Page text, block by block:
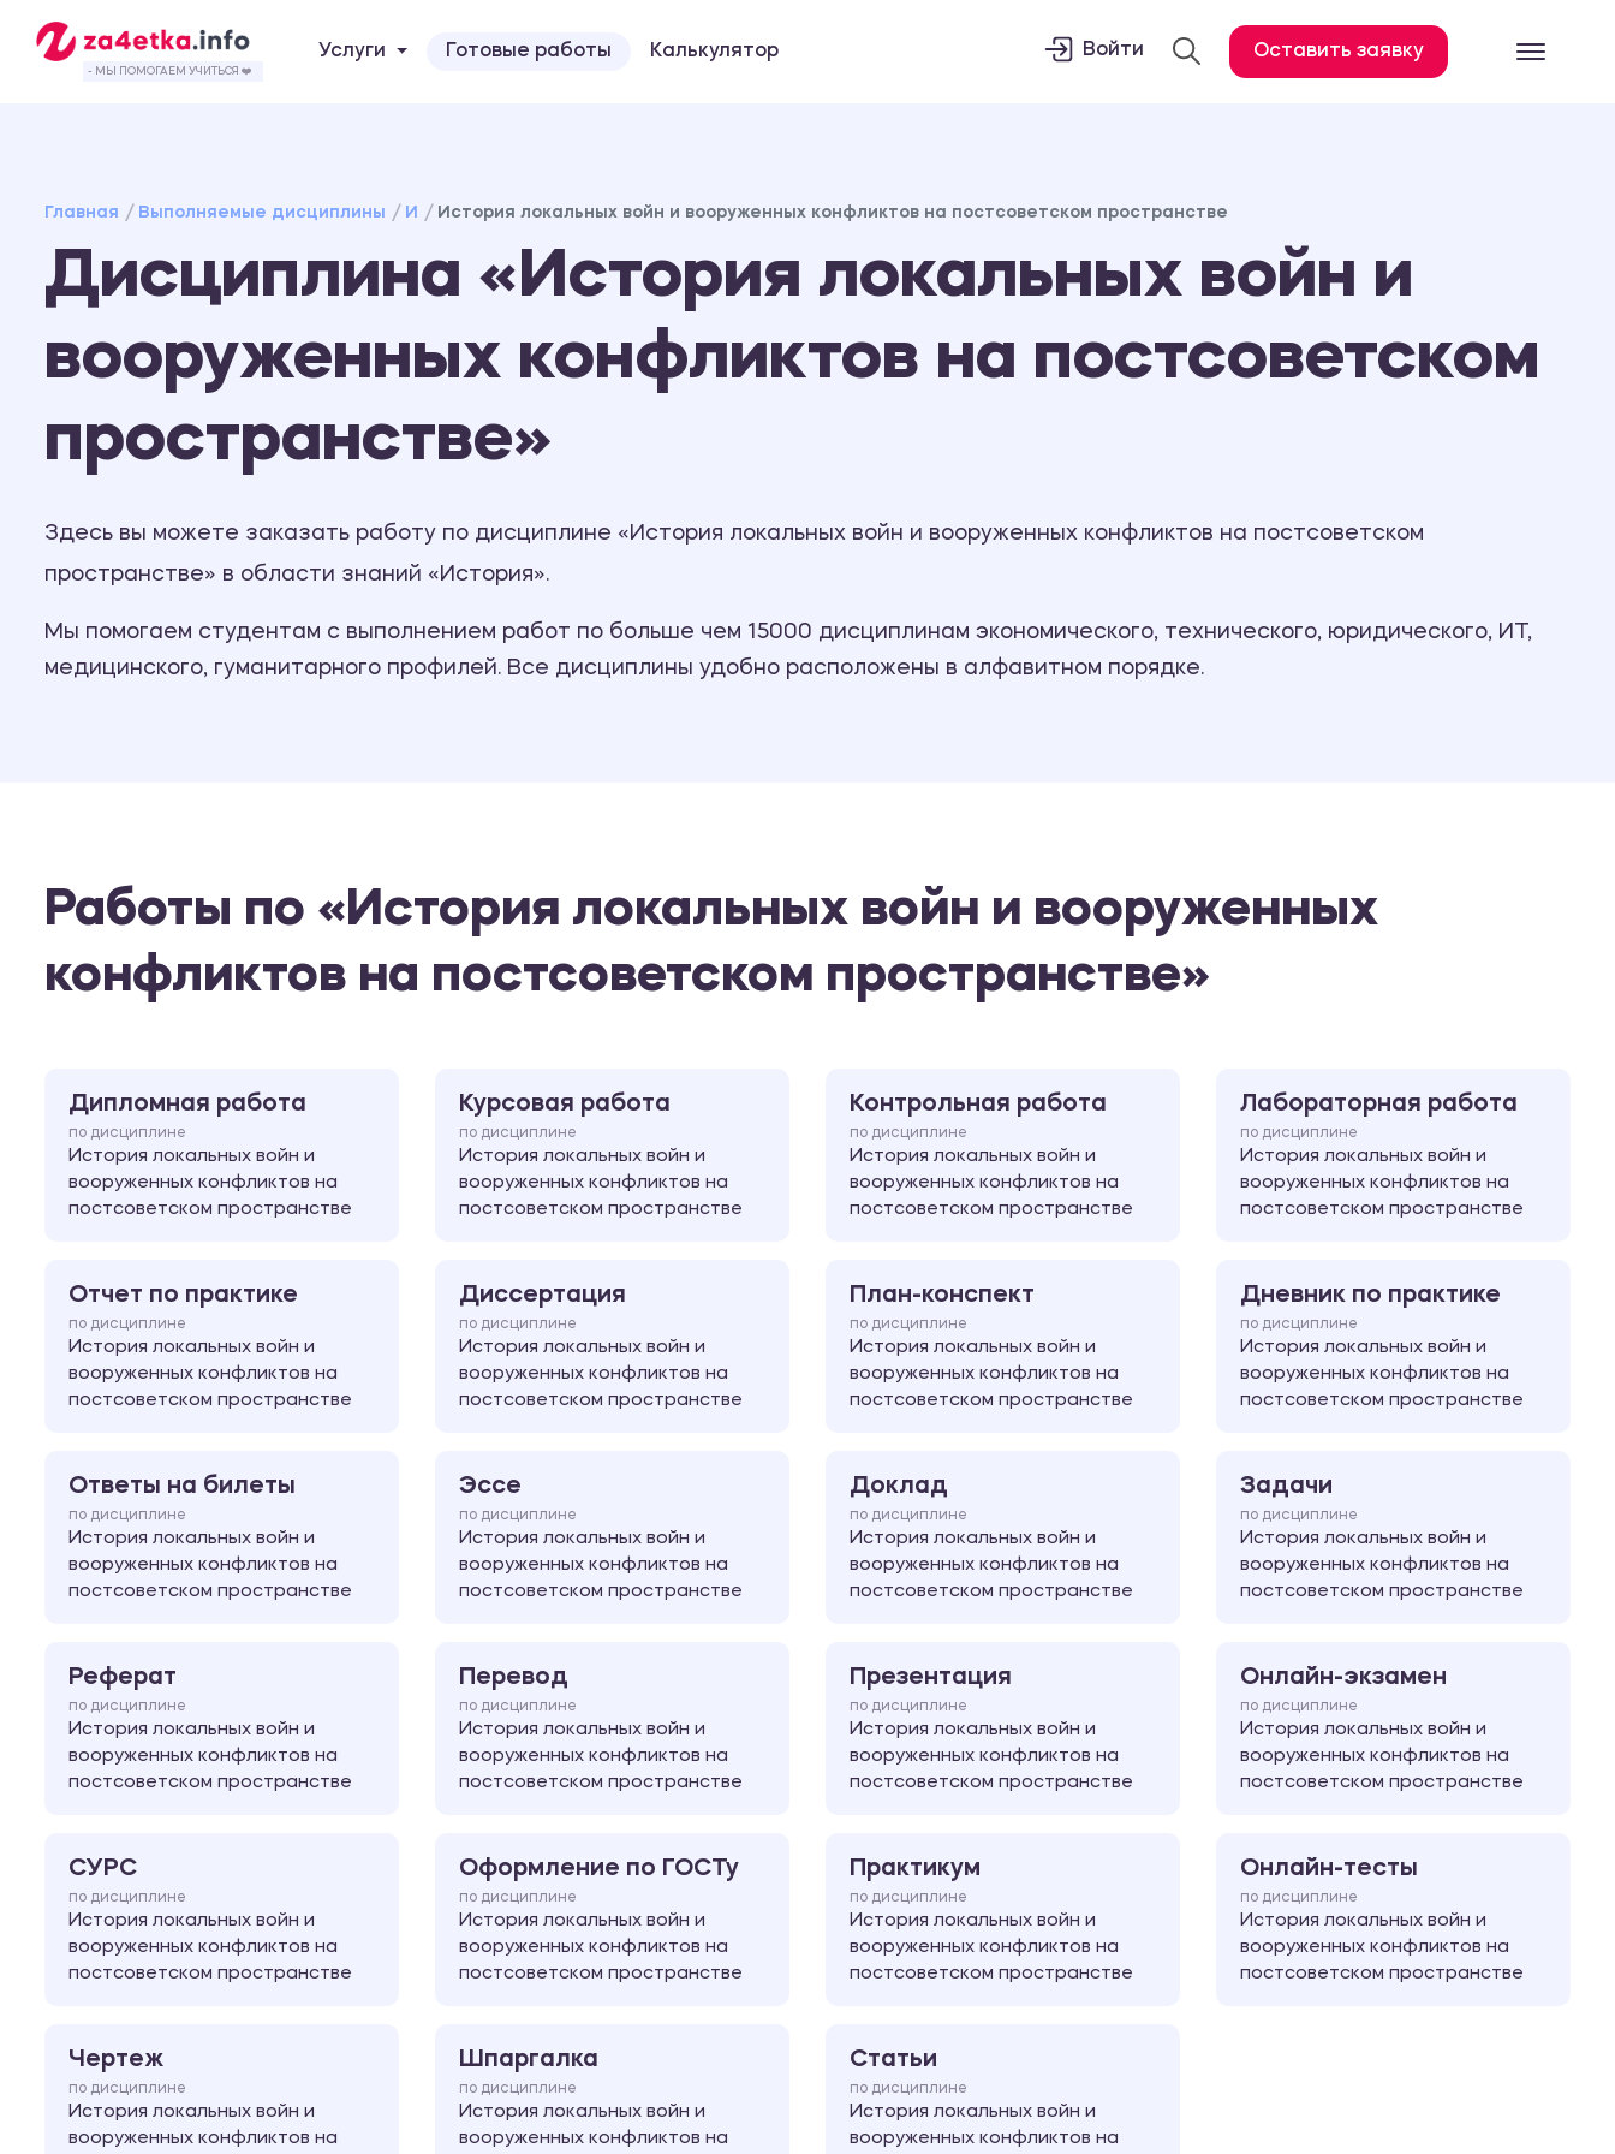
Курсовая работа
Лабораторная работа
- МЫ ПОМОГАЕМ УЧИТЬСЯ ❤️
Услуги Готовые работы Калькулятор Войти Оставить заявку
Главная Выполняемые дисциплины И История локальных войн и вооруженных конфликтов на постсоветском пространстве
Дисциплина «История локальных войн и
вооруженных конфликтов на постсоветском
пространстве»
Здесь вы можете заказать работу по дисциплине «История локальных войн и вооруженных конфликтов на постсоветском
пространстве» в области знаний «История».
Мы помогаем студентам с выполнением работ по больше чем 15000 дисциплинам экономического, технического, юридического, ИТ,
медицинского, гуманитарного профилей. Все дисциплины удобно расположены в алфавитном порядке.
Работы по «История локальных войн и вооруженных
конфликтов на постсоветском пространстве»
Дипломная работа
по дисциплине
История локальных войн и
вооруженных конфликтов на
постсоветском пространстве
Курсовая работа
по дисциплине
История локальных войн и
вооруженных конфликтов на
постсоветском пространстве
Контрольная работа
по дисциплине
История локальных войн и
вооруженных конфликтов на
постсоветском пространстве
Лабораторная работа
по дисциплине
История локальных войн и
вооруженных конфликтов на
постсоветском пространстве
Отчет по практике
по дисциплине
История локальных войн и
вооруженных конфликтов на
постсоветском пространстве
Диссертация
по дисциплине
История локальных войн и
вооруженных конфликтов на
постсоветском пространстве
План-конспект
по дисциплине
История локальных войн и
вооруженных конфликтов на
постсоветском пространстве
Дневник по практике
по дисциплине
История локальных войн и
вооруженных конфликтов на
постсоветском пространстве
Ответы на билеты
по дисциплине
История локальных войн и
вооруженных конфликтов на
постсоветском пространстве
Эссе
по дисциплине
История локальных войн и
вооруженных конфликтов на
постсоветском пространстве
Доклад
по дисциплине
История локальных войн и
вооруженных конфликтов на
постсоветском пространстве
Задачи
по дисциплине
История локальных войн и
вооруженных конфликтов на
постсоветском пространстве
Реферат
по дисциплине
История локальных войн и
вооруженных конфликтов на
постсоветском пространстве
Перевод
по дисциплине
История локальных войн и
вооруженных конфликтов на
постсоветском пространстве
Презентация
по дисциплине
История локальных войн и
вооруженных конфликтов на
постсоветском пространстве
Онлайн-экзамен
по дисциплине
История локальных войн и
вооруженных конфликтов на
постсоветском пространстве
СУРС
по дисциплине
История локальных войн и
вооруженных конфликтов на
постсоветском пространстве
Оформление по ГОСТу
по дисциплине
История локальных войн и
вооруженных конфликтов на
постсоветском пространстве
Практикум
по дисциплине
История локальных войн и
вооруженных конфликтов на
постсоветском пространстве
Онлайн-тесты
по дисциплине
История локальных войн и
вооруженных конфликтов на
постсоветском пространстве
Чертеж
по дисциплине
История локальных войн и
вооруженных конфликтов на
Шпаргалка
по дисциплине
История локальных войн и
вооруженных конфликтов на
Статьи
по дисциплине
История локальных войн и
вооруженных конфликтов на